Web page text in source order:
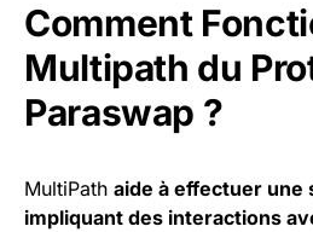
Comment
Multipath du
Paraswap ?
MultiPath aide à effectuer une
impliquant des interactions